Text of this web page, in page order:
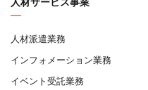
人材派遣業務
インフォメーション業務
イベント受託業務